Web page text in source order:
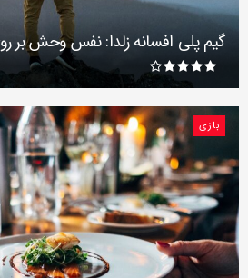
گیم پلی افسانه زلدا: نفس وحش بر
بازی